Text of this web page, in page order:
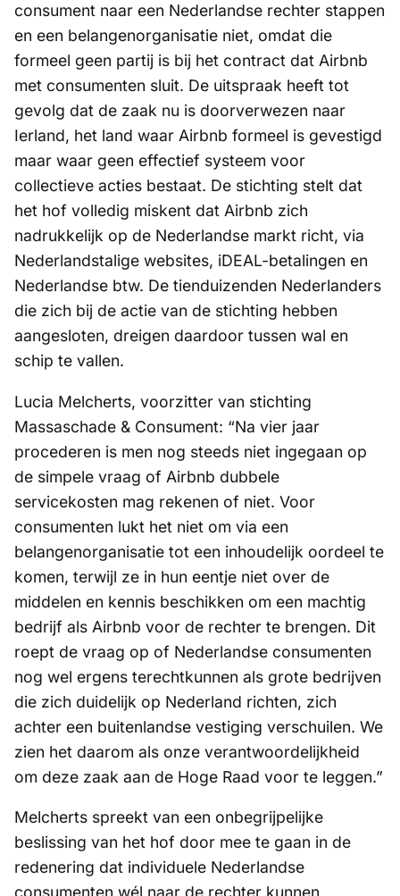
consument naar een Nederlandse rechter stappen
en een belangenorganisatie niet, omdat die
formeel geen partij is bij het contract dat Airbnb
met consumenten sluit. De uitspraak heeft tot
gevolg dat de zaak nu is doorverwezen naar
Ierland, het land waar Airbnb formeel is gevestigd
maar waar geen effectief systeem voor
collectieve acties bestaat. De stichting stelt dat
het hof volledig miskent dat Airbnb zich
nadrukkelijk op de Nederlandse markt richt, via
Nederlandstalige websites, iDEAL-betalingen en
Nederlandse btw. De tienduizenden Nederlanders
die zich bij de actie van de stichting hebben
aangesloten, dreigen daardoor tussen wal en
schip te vallen.
Lucia Melcherts, voorzitter van stichting
Massaschade & Consument: “Na vier jaar
procederen is men nog steeds niet ingegaan op
de simpele vraag of Airbnb dubbele
servicekosten mag rekenen of niet. Voor
consumenten lukt het niet om via een
belangenorganisatie tot een inhoudelijk oordeel te
komen, terwijl ze in hun eentje niet over de
middelen en kennis beschikken om een machtig
bedrijf als Airbnb voor de rechter te brengen. Dit
roept de vraag op of Nederlandse consumenten
nog wel ergens terechtkunnen als grote bedrijven
die zich duidelijk op Nederland richten, zich
achter een buitenlandse vestiging verschuilen. We
zien het daarom als onze verantwoordelijkheid
om deze zaak aan de Hoge Raad voor te leggen.”
Melcherts spreekt van een onbegrijpelijke
beslissing van het hof door mee te gaan in de
redenering dat individuele Nederlandse